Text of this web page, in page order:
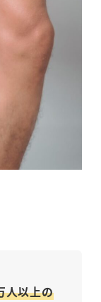
人以上の